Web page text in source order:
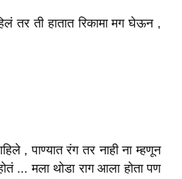
तर ती हातात रिकामा मग घेऊन ,
, पाण्यात रंग तर नाही ना म्हणून
... मला थोडा राग आला होता पण